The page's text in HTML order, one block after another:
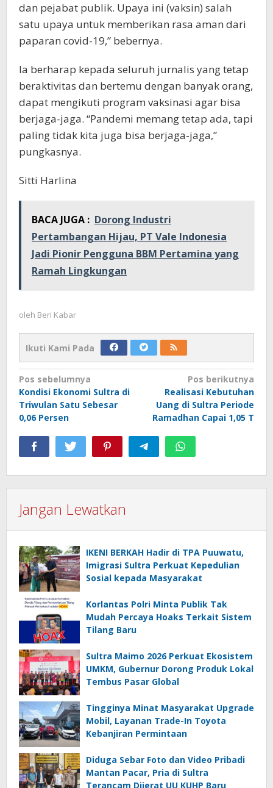
dan pejabat publik. Upaya ini (vaksin) salah
satu upaya untuk memberikan rasa aman dari
paparan covid-19,” bebernya.
Ia berharap kepada seluruh jurnalis yang tetap
beraktivitas dan bertemu dengan banyak orang,
dapat mengikuti program vaksinasi agar bisa
berjaga-jaga. “Pandemi memang tetap ada, tapi
paling tidak kita juga bisa berjaga-jaga,”
pungkasnya.
Sitti Harlina
BACA JUGA : Dorong Industri
Pertambangan Hijau, PT Vale Indonesia
Jadi Pionir Pengguna BBM Pertamina yang
Ramah Lingkungan
oleh Beri Kabar
Ikuti Kami Pada
Navigasi
pos
Pos sebelumnya
Kondisi Ekonomi Sultra di
Triwulan Satu Sebesar
0,06 Persen
Pos berikutnya
Realisasi Kebutuhan
Uang di Sultra Periode
Ramadhan Capai 1,05 T
Jangan Lewatkan
IKENI BERKAH Hadir di TPA Puuwatu,
Imigrasi Sultra Perkuat Kepedulian
Sosial kepada Masyarakat
Korlantas Polri Minta Publik Tak
Mudah Percaya Hoaks Terkait Sistem
Tilang Baru
Sultra Maimo 2026 Perkuat Ekosistem
UMKM, Gubernur Dorong Produk Lokal
Tembus Pasar Global
Tingginya Minat Masyarakat Upgrade
Mobil, Layanan Trade-In Toyota
Kebanjiran Permintaan
Diduga Sebar Foto dan Video Pribadi
Mantan Pacar, Pria di Sultra
Terancam Dijerat UU KUHP Baru